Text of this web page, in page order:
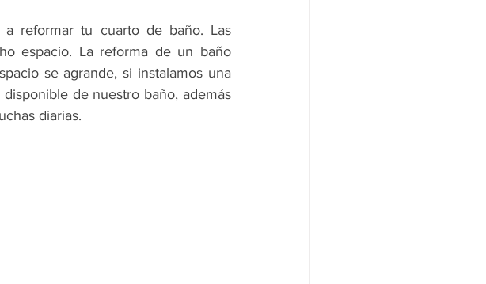
reformar tu cuarto de baño. Las
espacio. La reforma de un baño
se agrande, si instalamos una
de nuestro baño, además
diarias.